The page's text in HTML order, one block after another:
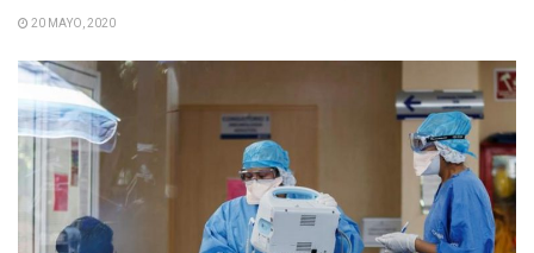
20 MAYO, 2020